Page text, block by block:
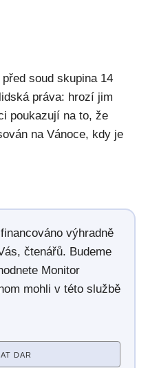
soud skupina 14
práva: hrozí jim
poukazují na to, že
na Vánoce, kdy je
výhradně
čtenářů. Budeme
Monitor
mohli v této službě
DAR